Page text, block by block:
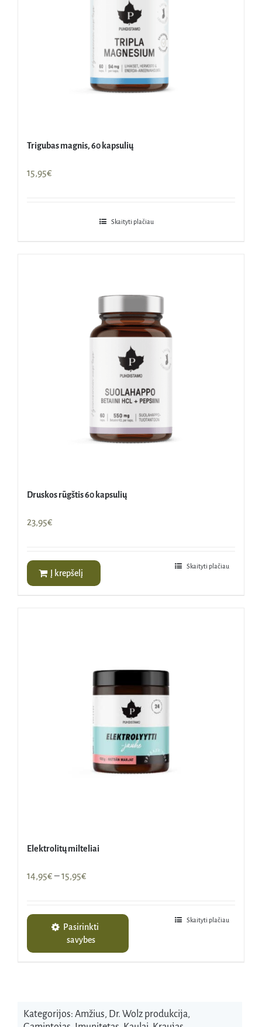
Trigubas magnis, 60 kapsulių
15,95€
Skaityti plačiau
Druskos rūgštis 60 kapsulių
23,95€
Į krepšelį
Skaityti plačiau
Elektrolitų milteliai
14,95€ –15,95€Price
Pasirinkti
savybes
Skaityti plačiau
Kategorijos: Amžius, Dr. Wolz produkcija,